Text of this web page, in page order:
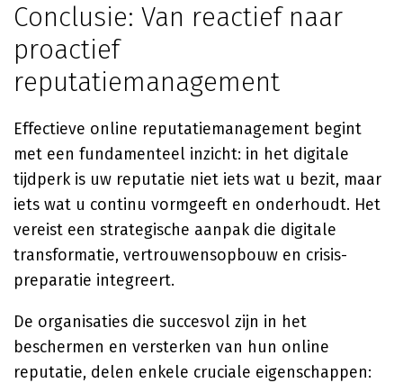
Conclusie: Van reactief naar
proactief
reputatiemanagement
Effectieve online reputatiemanagement begint
met een fundamenteel inzicht: in het digitale
tijdperk is uw reputatie niet iets wat u bezit, maar
iets wat u continu vormgeeft en onderhoudt. Het
vereist een strategische aanpak die digitale
transformatie, vertrouwensopbouw en crisis-
preparatie integreert.
De organisaties die succesvol zijn in het
beschermen en versterken van hun online
reputatie, delen enkele cruciale eigenschappen: